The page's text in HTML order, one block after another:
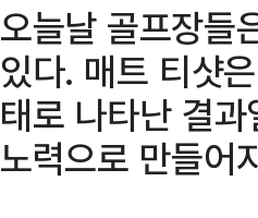
오늘날 골프장들
있다. 매트 티샷
태로 나타난 결
노력으로 만들어